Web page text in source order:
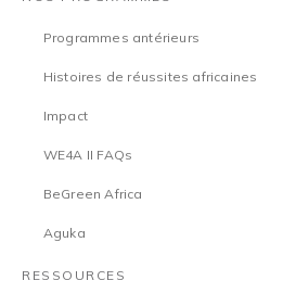
Programmes antérieurs
Histoires de réussites africaines
Impact
WE4A II FAQs
BeGreen Africa
Aguka
RESSOURCES